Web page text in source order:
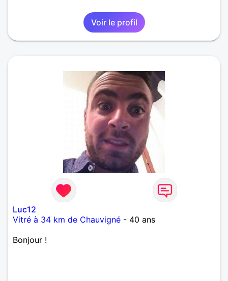
Voir le profil
Luc12
Vitré à 34 km de Chauvigné - 40 ans
Bonjour !